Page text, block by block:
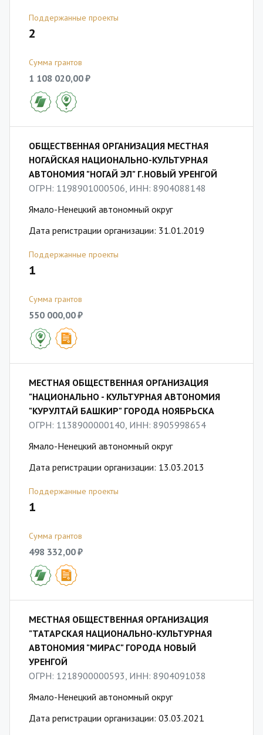
Поддержанные проекты
2
Сумма грантов
1 108 020,00 ₽
ОБЩЕСТВЕННАЯ ОРГАНИЗАЦИЯ МЕСТНАЯ
НОГАЙСКАЯ НАЦИОНАЛЬНО-КУЛЬТУРНАЯ
АВТОНОМИЯ "НОГАЙ ЭЛ" Г.НОВЫЙ УРЕНГОЙ
ОГРН: 1198901000506, ИНН: 8904088148
Ямало-Ненецкий автономный округ
Дата регистрации организации: 31.01.2019
Поддержанные проекты
1
Сумма грантов
550 000,00 ₽
МЕСТНАЯ ОБЩЕСТВЕННАЯ ОРГАНИЗАЦИЯ
"НАЦИОНАЛЬНО - КУЛЬТУРНАЯ АВТОНОМИЯ
"КУРУЛТАЙ БАШКИР" ГОРОДА НОЯБРЬСКА
ОГРН: 1138900000140, ИНН: 8905998654
Ямало-Ненецкий автономный округ
Дата регистрации организации: 13.03.2013
Поддержанные проекты
1
Сумма грантов
498 332,00 ₽
МЕСТНАЯ ОБЩЕСТВЕННАЯ ОРГАНИЗАЦИЯ
"ТАТАРСКАЯ НАЦИОНАЛЬНО-КУЛЬТУРНАЯ
АВТОНОМИЯ "МИРАС" ГОРОДА НОВЫЙ
УРЕНГОЙ
ОГРН: 1218900000593, ИНН: 8904091038
Ямало-Ненецкий автономный округ
Дата регистрации организации: 03.03.2021